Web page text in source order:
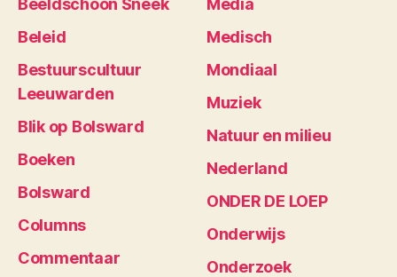
Beleid
Bestuurscultuur
Leeuwarden
Blik op Bolsward
Boeken
Bolsward
Columns
Commentaar
Medisch
Mondiaal
Muziek
Natuur en milieu
Nederland
ONDER DE LOEP
Onderwijs
Onderzoek